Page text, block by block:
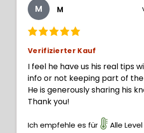
M M
Verifizierter Kauf
I feel he have us his real tips
info or not keeping part of
He is generously sharing his
Thank you!
Ich empfehle es für Alle Level